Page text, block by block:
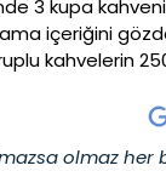
3 kupa
içeriğini
kahvelerin
olmaz her